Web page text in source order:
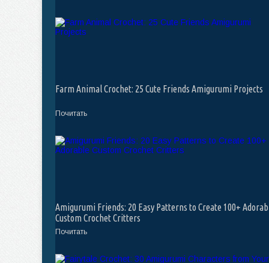
Farm Animal Crochet: 25 Cute Friends Amigurumi Projects
Почитать
Amigurumi Friends: 20 Easy Patterns to Create 100+
Custom Crochet Critters
Почитать